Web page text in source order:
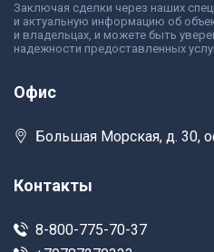
Заключая сделки через наших
и актуальную информацию об
и владельцах, и можете быть
надежности предоставленных
Офис
Большая Морская, д. 30,
Контакты
8-800-775-70-37